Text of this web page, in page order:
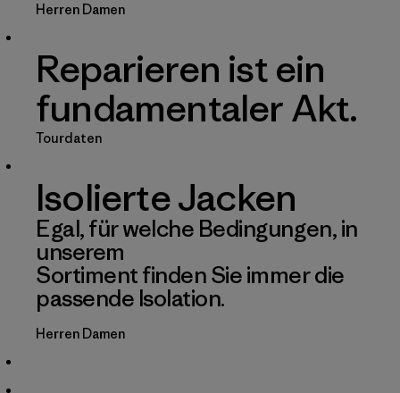
Herren Damen
Reparieren ist ein
fundamentaler Akt.
Tourdaten
Isolierte Jacken
Egal, für welche Bedingungen, in
unserem
Sortiment finden Sie immer die
passende Isolation.
Herren Damen